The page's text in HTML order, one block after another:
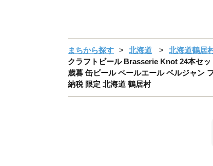
まちから探す 北海道 北海道鶴居
クラフトビール Brasserie Knot 24本セ
歳暮 缶ビール ペールエール ベルジャン
納税 限定 北海道 鶴居村